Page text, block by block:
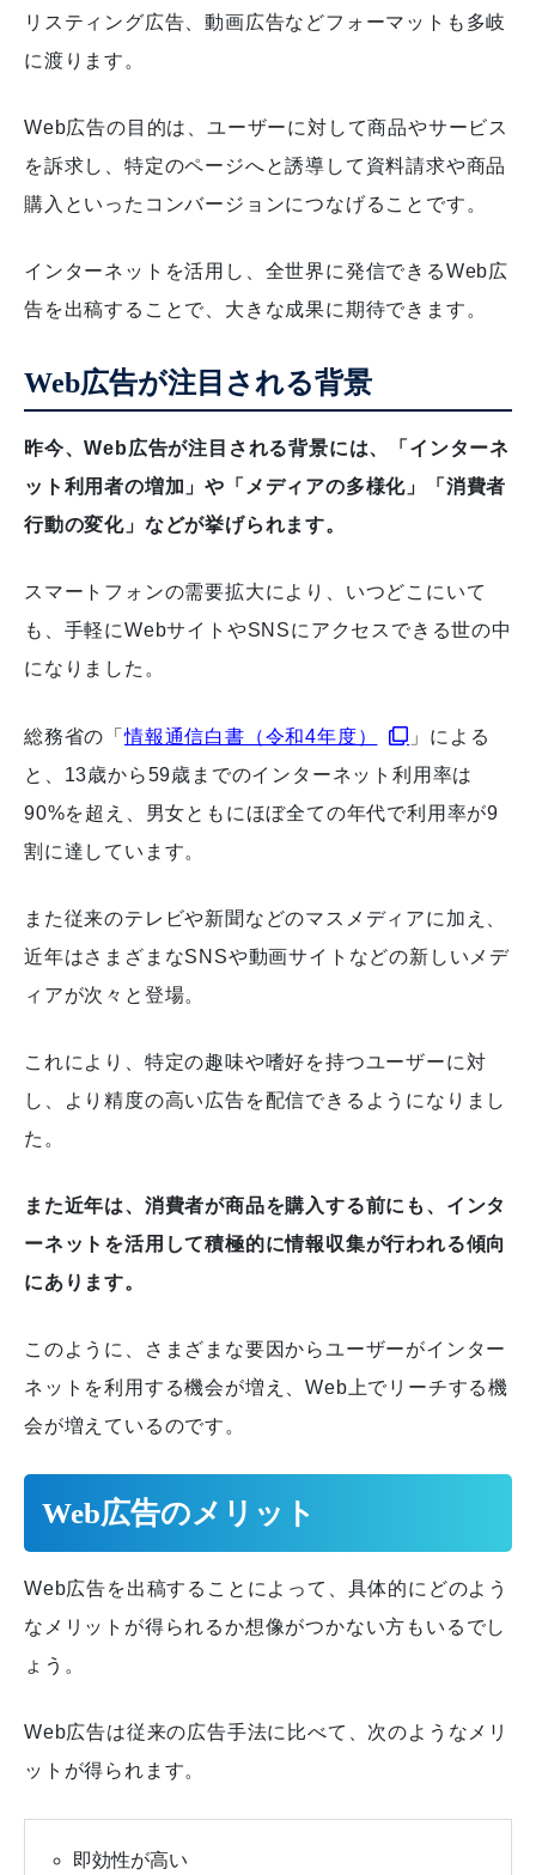
リスティング広告、動画広告などフォーマットも多岐
に渡ります。
Web広告の目的は、ユーザーに対して商品やサービス
を訴求し、特定のページへと誘導して資料請求や商品
購入といったコンバージョンにつなげることです。
インターネットを活用し、全世界に発信できるWeb広
告を出稿することで、大きな成果に期待できます。
Web広告が注目される背景
昨今、Web広告が注目される背景には、「インターネ
ット利用者の増加」や「メディアの多様化」「消費者
行動の変化」などが挙げられます。
スマートフォンの需要拡大により、いつどこにいて
も、手軽にWebサイトやSNSにアクセスできる世の中
になりました。
総務省の「情報通信白書（令和4年度）
」による
と、13歳から59歳までのインターネット利用率は
90%を超え、男女ともにほぼ全ての年代で利用率が9
割に達しています。
また従来のテレビや新聞などのマスメディアに加え、
近年はさまざまなSNSや動画サイトなどの新しいメデ
ィアが次々と登場。
これにより、特定の趣味や嗜好を持つユーザーに対
し、より精度の高い広告を配信できるようになりまし
た。
また近年は、消費者が商品を購入する前にも、インタ
ーネットを活用して積極的に情報収集が行われる傾向
にあります。
このように、さまざまな要因からユーザーがインター
ネットを利用する機会が増え、Web上でリーチする機
会が増えているのです。
Web広告のメリット
Web広告を出稿することによって、具体的にどのよう
なメリットが得られるか想像がつかない方もいるでし
ょう。
Web広告は従来の広告手法に比べて、次のようなメリ
ットが得られます。
即効性が高い